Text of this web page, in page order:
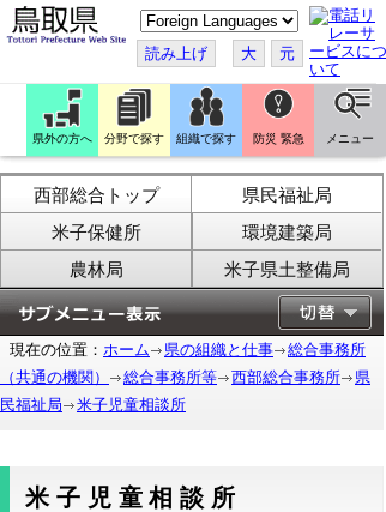
こ
の
ペ
ー
ジ
を
翻
訳
す
る
読み上げ 大 元
県外の方へ 分野で探す 組織で探す 防災 緊急 メニュー
西部総合トップ
県民福祉局
米子保健所
環境建築局
農林局
米子県土整備局
現在の位置： ホーム 県の組織と仕事
総合事務所
（共通の機関）
総合事務所等 西部総合事務所
県
民福祉局
米子児童相談所
米子児童相談所